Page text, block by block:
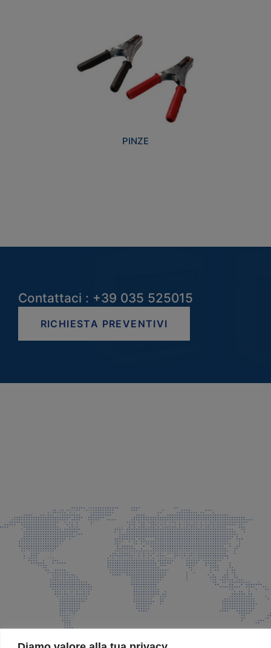
PINZE
Contattaci : +39 035 525015
RICHIESTA PREVENTIVI
info@faeg.it
COMMERCIALE E SPEDIZIONI
Via Padre Elzi, 32 Grassobbio (BG)
035 525015
035 335037
info@faeg.it
SITE MAP